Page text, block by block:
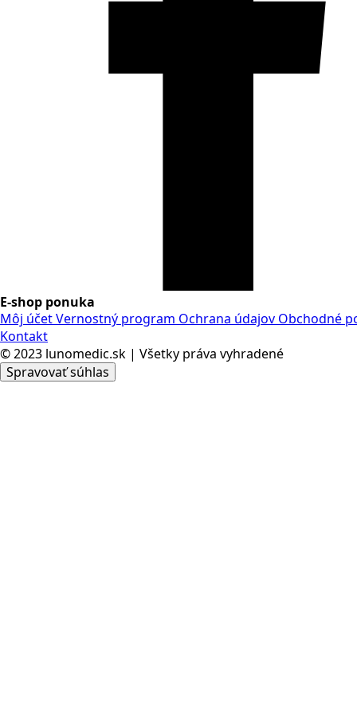
E-shop ponuka
Môj účetVernostný program Ochrana údajov Obchodné
Kontakt
© 2023 lunomedic.sk | Všetky práva vyhradené
Spravovať súhlas